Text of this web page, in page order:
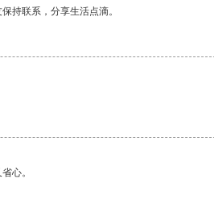
持联系，分享生活点滴。
心。